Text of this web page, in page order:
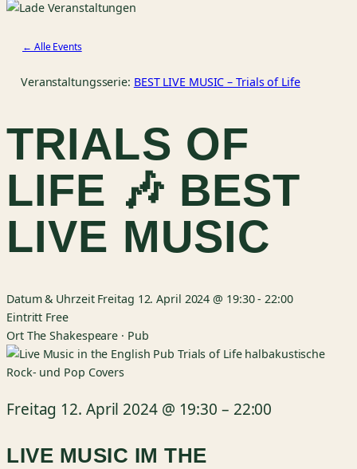
← Alle Events
Veranstaltungsserie: BEST LIVE MUSIC – Trials of Life
TRIALS OF
LIFE 🎶 BEST
LIVE MUSIC
Datum & Uhrzeit Freitag 12. April 2024 @ 19:30-22:00
Eintritt Free
Ort The Shakespeare · Pub
Freitag 12. April 2024 @ 19:30 – 22:00
LIVE MUSIC IM THE